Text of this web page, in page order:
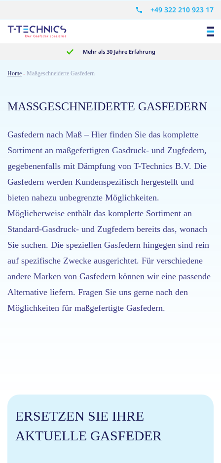
+49 322 210 923 17
Mehr als 30 Jahre Erfahrung
Home - Maßgeschneiderte Gasfedern
MASSGESCHNEIDERTE GASFEDERN
Gasfedern nach Maß – Hier finden Sie das komplette
Sortiment an maßgefertigten Gasdruck- und Zugfedern,
gegebenenfalls mit Dämpfung von T-Technics B.V. Die
Gasfedern werden Kundenspezifisch hergestellt und
bieten nahezu unbegrenzte Möglichkeiten.
Möglicherweise enthält das komplette Sortiment an
Standard-Gasdruck- und Zugfedern bereits das, wonach
Sie suchen. Die speziellen Gasfedern hingegen sind rein
auf spezifische Zwecke ausgerichtet. Für verschiedene
andere Marken von Gasfedern können wir eine passende
Alternative liefern. Fragen Sie uns gerne nach den
Möglichkeiten für maßgefertigte Gasfedern.
ERSETZEN SIE IHRE
AKTUELLE GASFEDER